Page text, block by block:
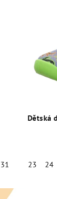
31 34 35
Dětská
23 24